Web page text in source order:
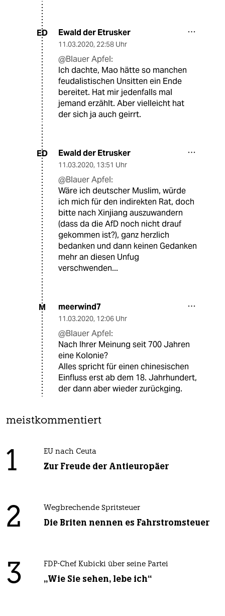
ED Ewald der Etrusker
11.03.2020, 22:58 Uhr
@Blauer Apfel:
Ich dachte, Mao hätte so manchen
feudalistischen Unsitten ein Ende
bereitet. Hat mir jedenfalls mal
jemand erzählt. Aber vielleicht hat
der sich ja auch geirrt.
ED Ewald der Etrusker
11.03.2020, 13:51 Uhr
@Blauer Apfel:
Wäre ich deutscher Muslim, würde
ich mich für den indirekten Rat, doch
bitte nach Xinjiang auszuwandern
(dass da die AfD noch nicht drauf
gekommen ist?), ganz herzlich
bedanken und dann keinen Gedanken
mehr an diesen Unfug
verschwenden...
M meerwind7
11.03.2020, 12:06 Uhr
@Blauer Apfel:
Nach Ihrer Meinung seit 700 Jahren
eine Kolonie?
Alles spricht für einen chinesischen
Einfluss erst ab dem 18. Jahrhundert,
der dann aber wieder zurückging.
meistkommentiert
1 EU nach Ceuta
Zur Freude der Antieuropäer
2 Wegbrechende Spritsteuer
Die Briten nennen es Fahrstromsteuer
3 FDP-Chef Kubicki über seine Partei
„Wie Sie sehen, lebe ich“